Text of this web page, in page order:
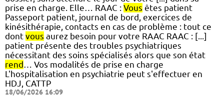
prise en charge. Elle… RAAC : Vous êtes patient
Passeport patient, journal de bord, exercices de
kinésithérapie, contacts en cas de problème : tout ce
dont vous aurez besoin pour votre RAAC RAAC : [...]
patient présente des troubles psychiatriques
nécessitant des soins spécialisés alors que son état
rend… Vos modalités de prise en charge
L'hospitalisation en psychiatrie peut s'effectuer en
HDJ, CATTP
18/06/2026 16:09